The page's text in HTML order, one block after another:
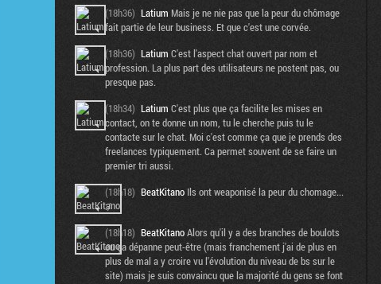
(18h36) Latium Mais je ne nie pas que la peur du chômage
fait partie de leur business. Et que c'est une corvée.
(18h36) Latium C'est l'aspect chat ouvert par nom et
profession. La plus part des utilisateurs ne postent pas, ou
presque pas.
(18h34) Latium C'est plus que ça facilite les mises en
contact, on te donne un nom, tu le cherche puis tu le
contacte sur le chat. Moi c'est comme ça que je prends des
freelances typiquement. Ca permet souvent de se faire un
premier tri aussi.
(18h18) BeatKitano Ils ont weaponisé la peur du chomage...
:/
(18h18) BeatKitanoAlors qu'il y a des branches de boulots
ou ça dépanne peut-être (mais franchement j'ai de plus en
plus de mal a y croire vu l'évolution du niveau de bs sur le
site) mais je suis convaincu que la majorité du gens se font